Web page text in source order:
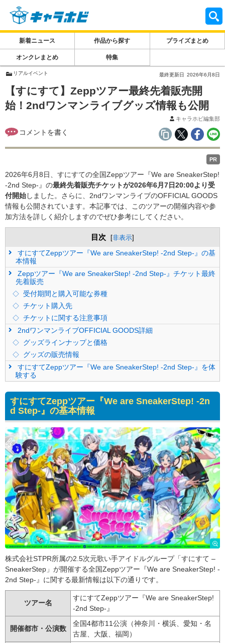
新着ニュース 作品から探す プライズまとめ
オンクレまとめ 特集
リアルイベント 最終更新日 2026年6月8日
【すにすて】Zeppツアー最終先着販売開
始！2ndワンマンライブグッズ情報も公開
キャラホビ編集部
PR
2026年6月8日、すにすての全国Zeppツアー『We are SneakerStep!
-2nd Step-』の最終先着販売チケットが2026年6月7日20:00より受
付開始しました。さらに、2ndワンマンライブのOFFICIAL GOODS
情報も公開されています。本記事では、このツアーの開催内容や参
加方法を詳しく紹介しますのでぜひ参考にしてください。
目次 [非表示]
すにすてZeppツアー『We are SneakerStep! -2nd Step-』の基
本情報
Zeppツアー『We are SneakerStep! -2nd Step-』チケット最終
先着販売
受付期間と購入可能な券種
チケット購入先
チケットに関する注意事項
2ndワンマンライブOFFICIAL GOODS詳細
グッズラインナップと価格
グッズの販売情報
すにすてZeppツアー『We are SneakerStep! -2nd Step-』を体
験する
すにすてZeppツアー『We are SneakerStep! -2n
d Step-』の基本情報
株式会社STPR所属の2.5次元歌い手アイドルグループ「すにすて –
SneakerStep」が開催する全国Zeppツアー『We are SneakerStep! -
2nd Step-』に関する最新情報は以下の通りです。
ツアー名
すにすてZeppツアー『We are SneakerStep!
-2nd Step-』
開催都市・公演数
全国4都市11公演（神奈川・横浜、愛知・名
古屋、大阪、福岡）